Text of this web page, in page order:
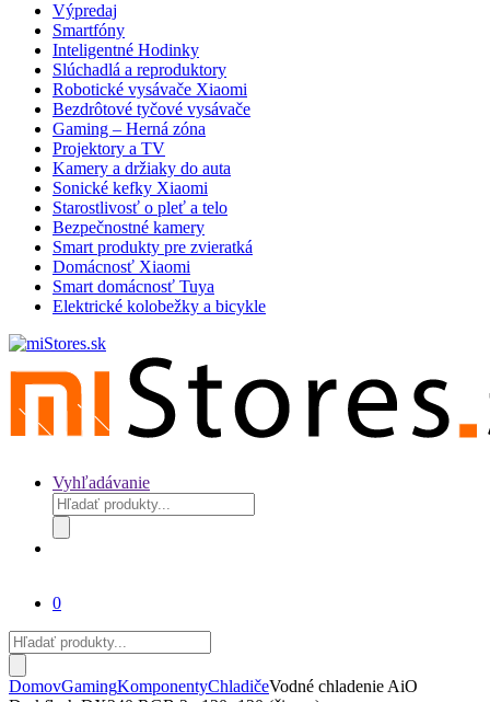
Výpredaj
Smartfóny
Inteligentné Hodinky
Slúchadlá a reproduktory
Robotické vysávače Xiaomi
Bezdrôtové tyčové vysávače
Gaming – Herná zóna
Projektory a TV
Kamery a držiaky do auta
Sonické kefky Xiaomi
Starostlivosť o pleť a telo
Bezpečnostné kamery
Smart produkty pre zvieratká
Domácnosť Xiaomi
Smart domácnosť Tuya
Elektrické kolobežky a bicykle
Vyhľadávanie
Products
search
0
Products
search
DomovGamingKomponentyChladičeVodné chladenie AiO